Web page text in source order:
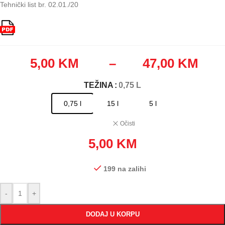
Tehnički list br. 02.01./20
5,00 KM – 47,00 KM
TEŽINA : 0,75 L
0,75 l 15 l 5 l
Očisti
5,00 KM
199 na zalihi
- +
DODAJ U KORPU